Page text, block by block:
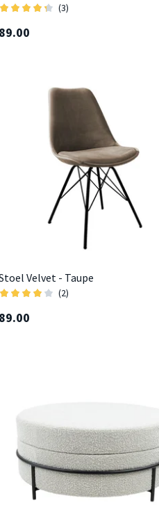
(3)
89.00
Velvet - Taupe
(2)
89.00